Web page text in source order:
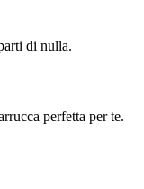
di nulla.
perfetta per te.